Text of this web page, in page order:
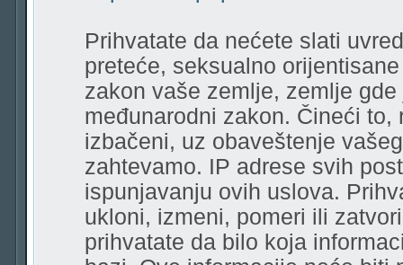
Prihvatate da nećete slati
preteće, seksualno
zakon vaše zemlje, zemlje gde
međunarodni zakon. Čineći
izbačeni, uz obaveštenje
zahtevamo. IP adrese svih
ispunjavanju ovih uslova.
ukloni, izmeni, pomeri ili
prihvatate da bilo koja